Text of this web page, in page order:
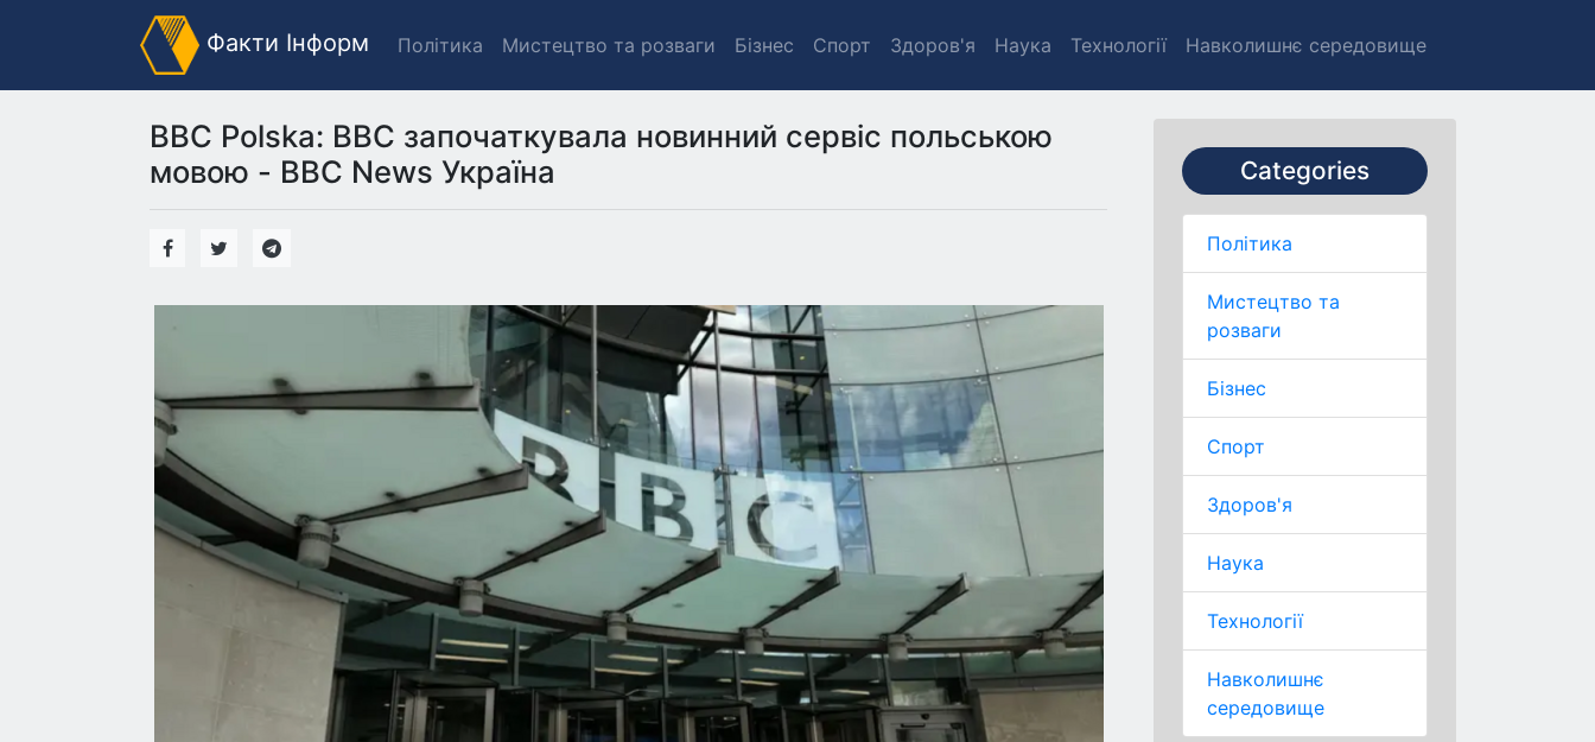
Факти Інформ Політика Мистецтво та розваги Бізнес Спорт Здоров'я Наука Технології Навколишнє середовище
Categories
Політика
Мистецтво та
розваги
Бізнес
Спорт
Здоров'я
Наука
Технології
Навколишнє
середовище
BBC Polska: ВВС започаткувала новинний сервіс польською
мовою - BBC News Україна